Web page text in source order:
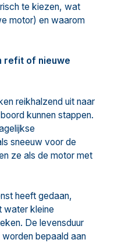
te kiezen, wat
motor) en waarom
refit of nieuwe
reikhalzend uit naar
kunnen stappen.
sneeuw voor de
ze als de motor met
heeft gedaan,
water kleine
De levensduur
bepaald aan